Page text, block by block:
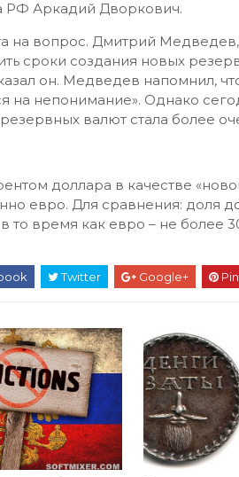
РФ Аркадий Дворкович.
на вопрос. Дмитрий
сроки создания новых
он. Медведев напомнил,
на непонимание». Однако
валют стала более
доллара в качестве
евро. Для сравнения: доля
время как евро – не более
Twitter Google+